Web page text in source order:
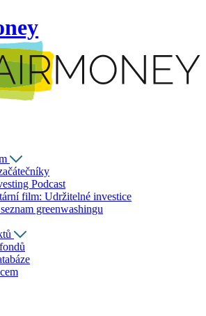
Podcast
film: Udržitelné investice
greenwashingu